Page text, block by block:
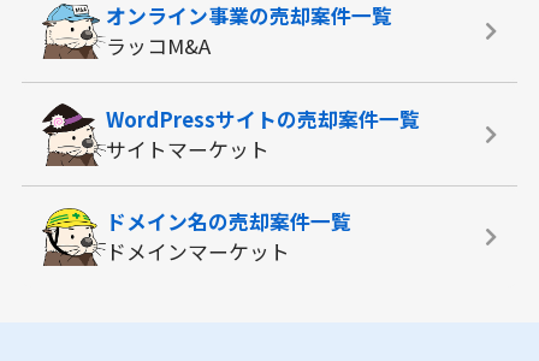
オンライン事業の売却案件一覧
ラッコM&A
WordPressサイトの売却案件一覧
サイトマーケット
ドメイン名の売却案件一覧
ドメインマーケット